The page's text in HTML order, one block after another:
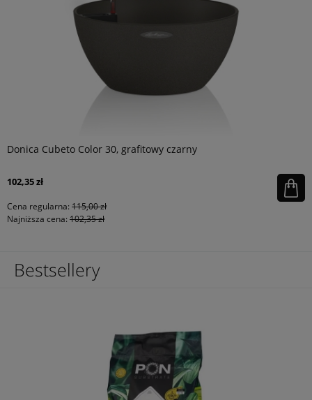
Donica Cubeto Color 30, grafitowy czarny
102,35 zł
Cena regularna: 115,00 zł
Najniższa cena: 102,35 zł
Bestsellery